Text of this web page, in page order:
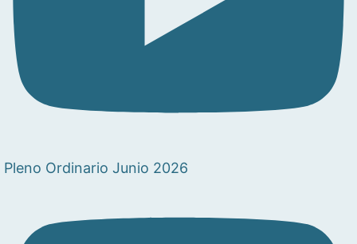
Pleno Ordinario Junio 2026